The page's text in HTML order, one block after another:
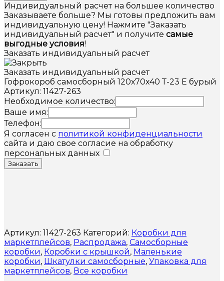
Индивидуальный расчет на большее количество
Заказываете больше? Мы готовы предложить вам
индивидуальную цену! Нажмите "Заказать
индивидуальный расчет" и получите самые
выгодные условия!
Заказать индивидуальный расчет
Заказать индивидуальный расчет
Гофрокороб самосборный 120х70х40 Т-23 Е бурый
Артикул: 11427-263
Необходимое количество:
Ваше имя:
Телефон:
Я согласен с политикой конфиденциальности
сайта и даю свое согласие на обработку
персональных данных
Заказать
Артикул: 11427-263 Категорий: Коробки для
маркетплейсов, Распродажа, Самосборные
коробки, Коробки с крышкой, Маленькие
коробки, Шкатулки самосборные, Упаковка для
маркетплейсов, Все коробки